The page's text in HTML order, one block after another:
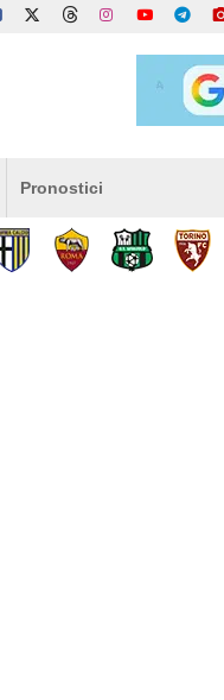
Pronostici